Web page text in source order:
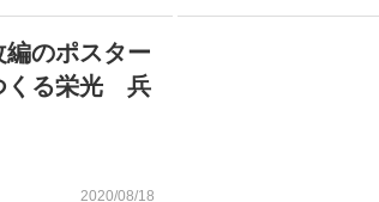
のポスター
る栄光 兵
2020/08/18